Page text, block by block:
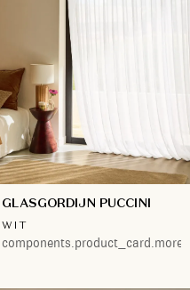
GLASGORDIJN PUCCINI
WIT